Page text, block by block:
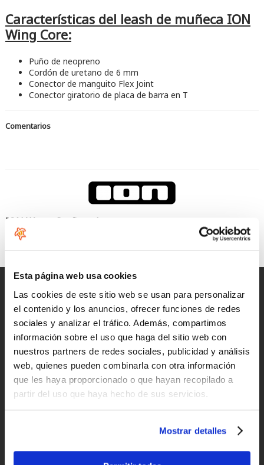
Esta página web usa cookies
Las cookies de este sitio web se usan para personalizar
el contenido y los anuncios, ofrecer funciones de redes
sociales y analizar el tráfico. Además, compartimos
información sobre el uso que haga del sitio web con
nuestros partners de redes sociales, publicidad y análisis
web, quienes pueden combinarla con otra información
que les haya proporcionado o que hayan recopilado a
partir del uso que haya hecho de sus servicios.
Mostrar detalles
Características del leash de muñeca ION
Wing Core:
Puño de neopreno
Cordón de uretano de 6 mm
Conector de manguito Flex Joint
Conector giratorio de placa de barra en T
Comentarios
ION Water, Surfing elements
Seas el rider que seas cualquier producto ION funcionará en
Entregas rápidas
para España y Portugal
Devoluciones
hasta 14 días naturales
Clientes satisfechos
¡compra hoy con nosotros!
"Tienda y asesoramiento excelente. "
Ignacio